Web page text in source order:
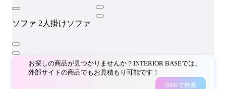
ソファ 2人掛けソファ
お探しの商品が見つかりませんか？INTERIOR BASEでは、
外部サイトの商品でもお見積もり可能です！
Webで検索